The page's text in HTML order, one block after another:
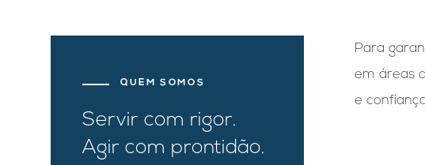
QUEM SOMOS
Servir com rigor.
Agir com prontidão.
Para
em áreas
e